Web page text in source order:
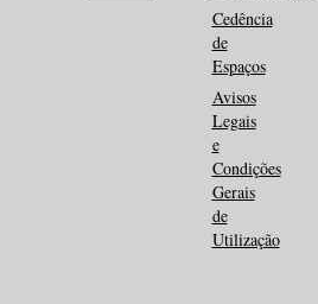
Cedência
de
Espaços
Avisos
Legais
e
Condições
Gerais
de
Utilização